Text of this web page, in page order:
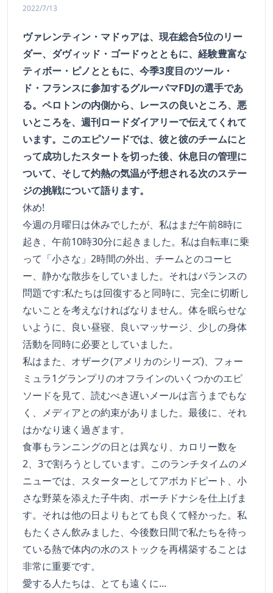
2022/7/13
ヴァレンティン・マドゥアは、現在総合5位のリー
ダー、ダヴィッド・ゴードゥとともに、経験豊富な
ティボー・ピノとともに、今季3度目のツール・
ド・フランスに参加するグルーパマFDJの選手であ
る。ペロトンの内側から、レースの良いところ、悪
いところを、週刊ロードダイアリーで伝えてくれて
います。このエピソードでは、彼と彼のチームにと
って成功したスタートを切った後、休息日の管理に
ついて、そして灼熱の気温が予想される次のステー
ジの挑戦について語ります。
休め!
今週の月曜日は休みでしたが、私はまだ午前8時に
起き、午前10時30分に起きました。私は自転車に乗
って「小さな」2時間の外出、チームとのコーヒ
ー、静かな散歩をしていました。それはバランスの
問題です:私たちは回復すると同時に、完全に切断し
ないことを考えなければなりません。体を眠らせな
いように、良い昼寝、良いマッサージ、少しの身体
活動を同時に必要としていました。
私はまた、オザーク(アメリカのシリーズ)、フォー
ミュラ1グランプリのオフラインのいくつかのエピ
ソードを見て、読むべき遅いメールは言うまでもな
く、メディアとの約束がありました。最後に、それ
はかなり速く過ぎます。
食事もランニングの日とは異なり、カロリー数を
2、3で割ろうとしています。このランチタイムのメ
ニューでは、スターターとしてアボカドピート、小
さな野菜を添えた子牛肉、ポーチドナシを仕上げま
す。それは他の日よりもとても良くて軽かった。私
もたくさん飲みました、今後数日間で私たちを待っ
ている熱で体内の水のストックを再構築することは
非常に重要です。
愛する人たちは、とても遠くに...